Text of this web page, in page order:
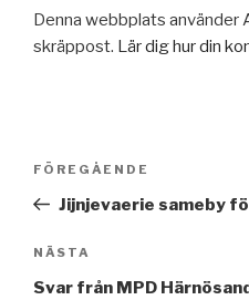
Denna webbplats använder
skräppost. Lär dig hur din
Inläggsnavigering
Föregående
inlägg
FÖREGÅENDE
Jijnjevaerie sameby
Nästa
inlägg
NÄSTA
Svar från MPD